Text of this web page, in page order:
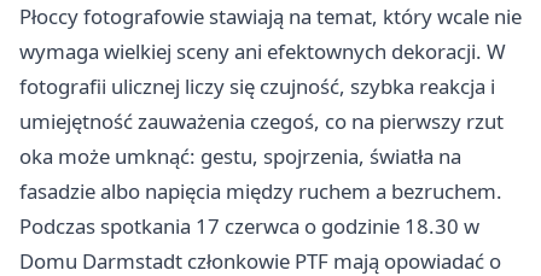
Płoccy fotografowie stawiają na temat, który wcale nie
wymaga wielkiej sceny ani efektownych dekoracji. W
fotografii ulicznej liczy się czujność, szybka reakcja i
umiejętność zauważenia czegoś, co na pierwszy rzut
oka może umknąć: gestu, spojrzenia, światła na
fasadzie albo napięcia między ruchem a bezruchem.
Podczas spotkania 17 czerwca o godzinie 18.30 w
Domu Darmstadt członkowie PTF mają opowiadać o